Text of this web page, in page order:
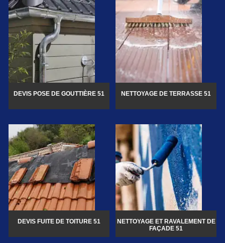
DEVIS POSE DE GOUTTIÈRE 51 NETTOYAGE DE TERRASSE 51
DEVIS FUITE DE TOITURE 51
NETTOYAGE ET RAVALEMENT DE
FAÇADE 51